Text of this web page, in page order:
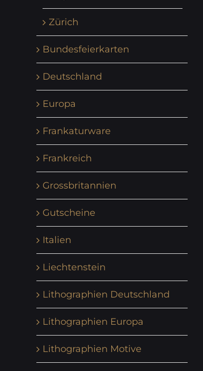
Zürich
Bundesfeierkarten
Deutschland
Europa
Frankaturware
Frankreich
Grossbritannien
Gutscheine
Italien
Liechtenstein
Lithographien Deutschland
Lithographien Europa
Lithographien Motive